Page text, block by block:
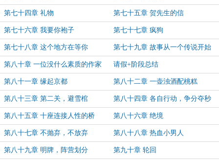
第七十四章 礼物 第七十五章 贺先生的信
第七十六章 我要你袍子 第七十七章 疯狗
第七十八章 这个地方在等你 第七十九章 故事从一个传说开始
第八十章 一位没什么素质的作家 请假+阶段总结
第八十一章 缘起京都 第八十二章 一壶浊酒配桃糕
第八十三章 第二关，避雪棺 第八十四章 各自行动，争分夺秒
第八十五章 十座连接人性的桥 第八十六章 绝境
第八十七章 不抛弃，不放弃 第八十八章 热血小男人
第八十九章 明牌，阵营划分 第九十章 轮回